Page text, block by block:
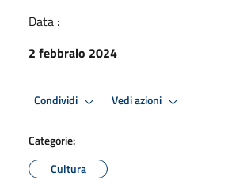
Data :
2 febbraio 2024
Condividi Vedi azioni
Categorie:
Cultura